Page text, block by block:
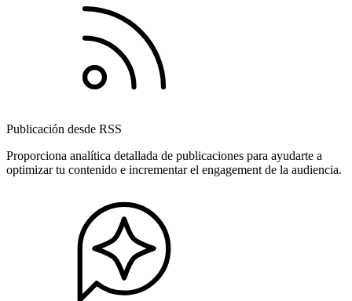
Publicación desde RSS
Proporciona analítica detallada de publicaciones para ayudarte a
optimizar tu contenido e incrementar el engagement de la audiencia.